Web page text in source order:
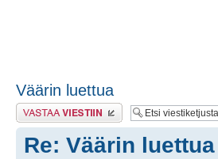
Väärin luettua
Lähetä vastaus
Re: Väärin luettua